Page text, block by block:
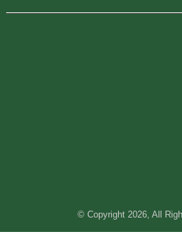
© Copyright 2026, All